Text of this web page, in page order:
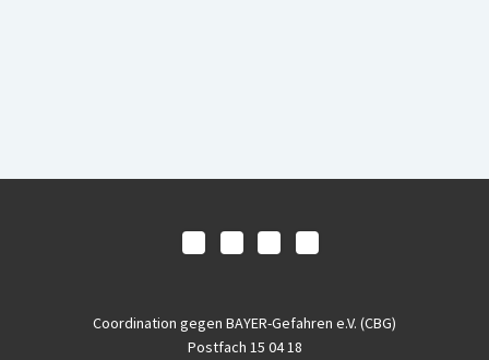
Coordination gegen BAYER-Gefahren e.V. (CBG)
Postfach 15 04 18